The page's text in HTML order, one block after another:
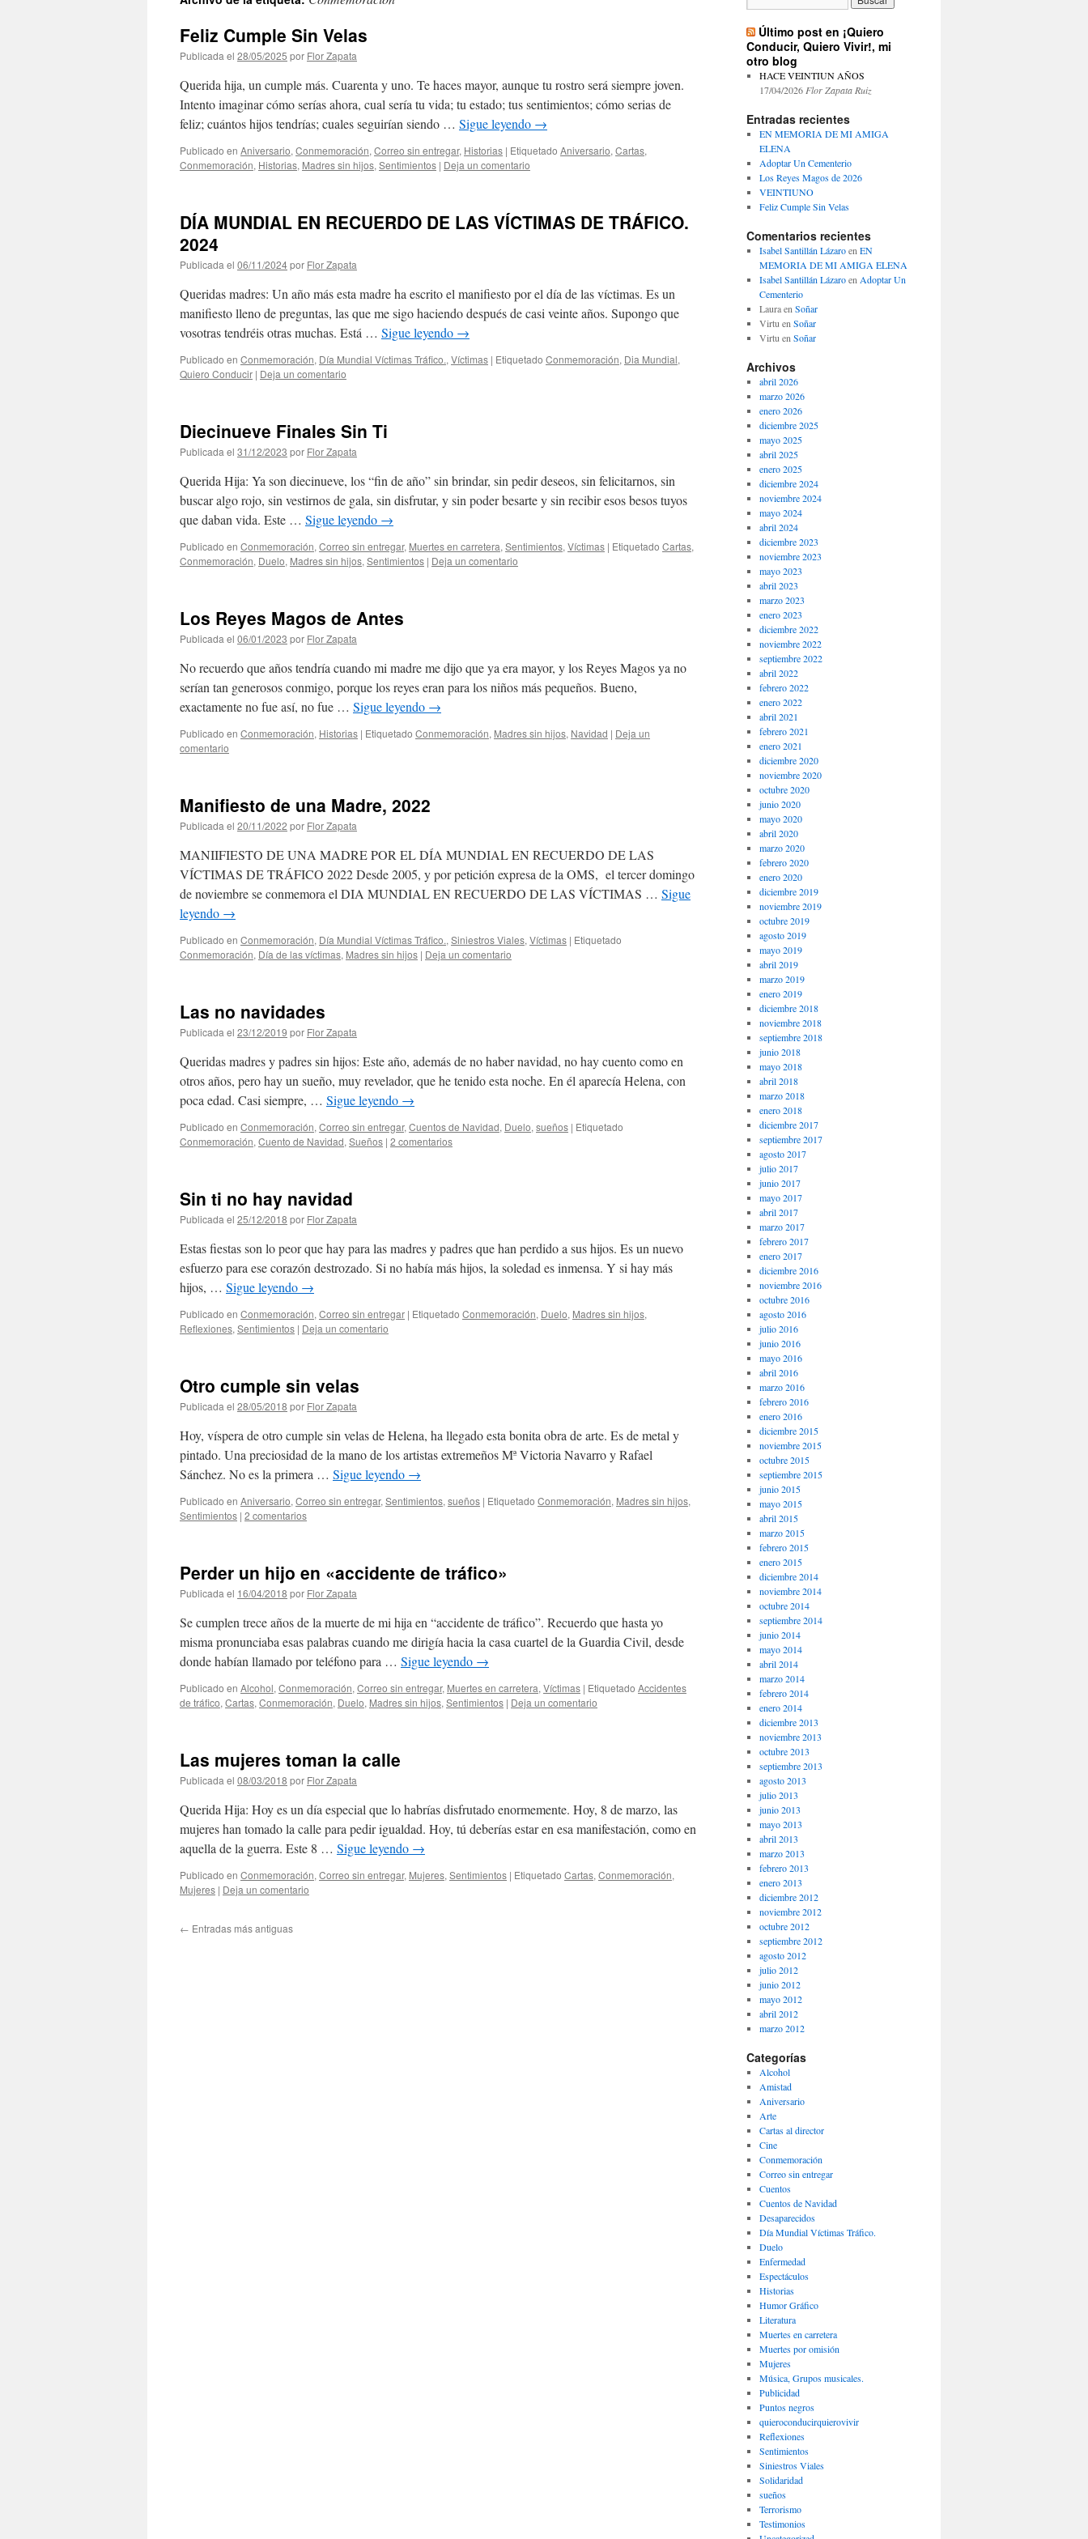
contenido
Feliz Cumple Sin Velas
Publicada el 28/05/2025 por Flor Zapata
Querida hija, un cumple más. Cuarenta y uno. Te haces mayor, aunque tu rostro será siempre joven.
Intento imaginar cómo serías ahora, cual sería tu vida; tu estado; tus sentimientos; cómo serias de
feliz; cuántos hijos tendrías; cuales seguirían siendo … Sigue leyendo →
Publicado en Aniversario, Conmemoración, Correo sin entregar, Historias | Etiquetado Aniversario, Cartas,
Conmemoración, Historias, Madres sin hijos, Sentimientos | Deja un comentario
DÍA MUNDIAL EN RECUERDO DE LAS VÍCTIMAS DE TRÁFICO.
2024
Publicada el 06/11/2024por Flor Zapata
Queridas madres: Un año más esta madre ha escrito el manifiesto por el día de las víctimas. Es un
manifiesto lleno de preguntas, las que me sigo haciendo después de casi veinte años. Supongo que
vosotras tendréis otras muchas. Está … Sigue leyendo →
Publicado en Conmemoración, Día Mundial Víctimas Tráfico., Víctimas | Etiquetado Conmemoración, Dia Mundial,
Quiero Conducir | Deja un comentario
Diecinueve Finales Sin Ti
Publicada el 31/12/2023 por Flor Zapata
Querida Hija: Ya son diecinueve, los “fin de año” sin brindar, sin pedir deseos, sin felicitarnos, sin
buscar algo rojo, sin vestirnos de gala, sin disfrutar, y sin poder besarte y sin recibir esos besos tuyos
que daban vida. Este … Sigue leyendo →
Publicado en Conmemoración, Correo sin entregar, Muertes en carretera, Sentimientos, Víctimas | Etiquetado Cartas,
Conmemoración, Duelo, Madres sin hijos, Sentimientos | Deja un comentario
Los Reyes Magos de Antes
Publicada el 06/01/2023 por Flor Zapata
No recuerdo que años tendría cuando mi madre me dijo que ya era mayor, y los Reyes Magos ya no
serían tan generosos conmigo, porque los reyes eran para los niños más pequeños. Bueno,
exactamente no fue así, no fue … Sigue leyendo →
Publicado en Conmemoración, Historias | Etiquetado Conmemoración, Madres sin hijos, Navidad | Deja un
comentario
Manifiesto de una Madre, 2022
Publicada el 20/11/2022 por Flor Zapata
MANIIFIESTO DE UNA MADRE POR EL DÍA MUNDIAL EN RECUERDO DE LAS
VÍCTIMAS DE TRÁFICO 2022 Desde 2005, y por petición expresa de la OMS, el tercer domingo
de noviembre se conmemora el DIA MUNDIAL EN RECUERDO DE LAS VÍCTIMAS … Sigue
leyendo →
Publicado en Conmemoración, Día Mundial Víctimas Tráfico., Siniestros Viales, Víctimas | Etiquetado
Conmemoración, Día de las víctimas, Madres sin hijos | Deja un comentario
Las no navidades
Publicada el 23/12/2019 por Flor Zapata
Queridas madres y padres sin hijos: Este año, además de no haber navidad, no hay cuento como en
otros años, pero hay un sueño, muy revelador, que he tenido esta noche. En él aparecía Helena, con
poca edad. Casi siempre, … Sigue leyendo →
Publicado en Conmemoración, Correo sin entregar, Cuentos de Navidad, Duelo, sueños | Etiquetado
Conmemoración, Cuento de Navidad, Sueños | 2 comentarios
Sin ti no hay navidad
Publicada el 25/12/2018 por Flor Zapata
Estas fiestas son lo peor que hay para las madres y padres que han perdido a sus hijos. Es un nuevo
esfuerzo para ese corazón destrozado. Si no había más hijos, la soledad es inmensa. Y si hay más
hijos, … Sigue leyendo →
Publicado en Conmemoración, Correo sin entregar | Etiquetado Conmemoración, Duelo, Madres sin hijos,
Reflexiones, Sentimientos | Deja un comentario
Otro cumple sin velas
Publicada el 28/05/2018 por Flor Zapata
Hoy, víspera de otro cumple sin velas de Helena, ha llegado esta bonita obra de arte. Es de metal y
pintado. Una preciosidad de la mano de los artistas extremeños Mª Victoria Navarro y Rafael
Sánchez. No es la primera … Sigue leyendo →
Publicado en Aniversario, Correo sin entregar, Sentimientos, sueños | Etiquetado Conmemoración, Madres sin hijos,
Sentimientos | 2 comentarios
Perder un hijo en «accidente de tráfico»
Publicada el 16/04/2018 por Flor Zapata
Se cumplen trece años de la muerte de mi hija en “accidente de tráfico”. Recuerdo que hasta yo
misma pronunciaba esas palabras cuando me dirigía hacia la casa cuartel de la Guardia Civil, desde
donde habían llamado por teléfono para … Sigue leyendo →
Publicado en Alcohol, Conmemoración, Correo sin entregar, Muertes en carretera, Víctimas | Etiquetado Accidentes
de tráfico, Cartas, Conmemoración, Duelo, Madres sin hijos, Sentimientos | Deja un comentario
Las mujeres toman la calle
Publicada el 08/03/2018 por Flor Zapata
Querida Hija: Hoy es un día especial que lo habrías disfrutado enormemente. Hoy, 8 de marzo, las
mujeres han tomado la calle para pedir igualdad. Hoy, tú deberías estar en esa manifestación, como en
aquella de la guerra. Este 8 … Sigue leyendo →
Publicado en Conmemoración, Correo sin entregar, Mujeres, Sentimientos | Etiquetado Cartas, Conmemoración,
Mujeres | Deja un comentario
← Entradas más antiguas
Último post en ¡Quiero
Conducir, Quiero Vivir!, mi
otro blog
HACE VEINTIUN AÑOS
17/04/2026 Flor Zapata Ruiz
Entradas recientes
EN MEMORIA DE MI AMIGA
ELENA
Adoptar Un Cementerio
Los Reyes Magos de 2026
VEINTIUNO
Feliz Cumple Sin Velas
Comentarios recientes
Isabel Santillán Lázaroen EN
MEMORIA DE MI AMIGA ELENA
Isabel Santillán Lázaroen Adoptar Un
Cementerio
Lauraen Soñar
Virtu en Soñar
Virtu en Soñar
Archivos
abril 2026
marzo 2026
enero 2026
diciembre 2025
mayo 2025
abril 2025
enero 2025
diciembre 2024
noviembre 2024
mayo 2024
abril 2024
diciembre 2023
noviembre 2023
mayo 2023
abril 2023
marzo 2023
enero 2023
diciembre 2022
noviembre 2022
septiembre 2022
abril 2022
febrero 2022
enero 2022
abril 2021
febrero 2021
enero 2021
diciembre 2020
noviembre 2020
octubre 2020
junio 2020
mayo 2020
abril 2020
marzo 2020
febrero 2020
enero 2020
diciembre 2019
noviembre 2019
octubre 2019
agosto 2019
mayo 2019
abril 2019
marzo 2019
enero 2019
diciembre 2018
noviembre 2018
septiembre 2018
junio 2018
mayo 2018
abril 2018
marzo 2018
enero 2018
diciembre 2017
septiembre 2017
agosto 2017
julio 2017
junio 2017
mayo 2017
abril 2017
marzo 2017
febrero 2017
enero 2017
diciembre 2016
noviembre 2016
octubre 2016
agosto 2016
julio 2016
junio 2016
mayo 2016
abril 2016
marzo 2016
febrero 2016
enero 2016
diciembre 2015
noviembre 2015
octubre 2015
septiembre 2015
junio 2015
mayo 2015
abril 2015
marzo 2015
febrero 2015
enero 2015
diciembre 2014
noviembre 2014
octubre 2014
septiembre 2014
junio 2014
mayo 2014
abril 2014
marzo 2014
febrero 2014
enero 2014
diciembre 2013
noviembre 2013
octubre 2013
septiembre 2013
agosto 2013
julio 2013
junio 2013
mayo 2013
abril 2013
marzo 2013
febrero 2013
enero 2013
diciembre 2012
noviembre 2012
octubre 2012
septiembre 2012
agosto 2012
julio 2012
junio 2012
mayo 2012
abril 2012
marzo 2012
Categorías
Alcohol
Amistad
Aniversario
Arte
Cartas al director
Cine
Conmemoración
Correo sin entregar
Cuentos
Cuentos de Navidad
Desaparecidos
Día Mundial Víctimas Tráfico.
Duelo
Enfermedad
Espectáculos
Historias
Humor Gráfico
Literatura
Muertes en carretera
Muertes por omisión
Mujeres
Música, Grupos musicales.
Publicidad
Puntos negros
quieroconducirquierovivir
Reflexiones
Sentimientos
Siniestros Viales
Solidaridad
sueños
Terrorismo
Testimonios